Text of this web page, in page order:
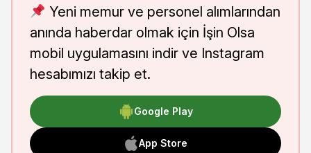
Yeni memur ve personel alımlarından
anında haberdar olmak için İşin Olsa
mobil uygulamasını indir ve Instagram
hesabımızı takip et.
Google Play
App Store